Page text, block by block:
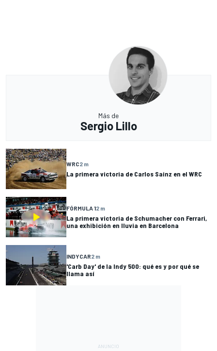
Más de
Sergio Lillo
WRC2 m
La primera victoria de Carlos Sainz en el WRC
FÓRMULA 12 m
La primera victoria de Schumacher con Ferrari,
una exhibición en lluvia en Barcelona
INDYCAR2 m
'Carb Day' de la Indy 500: qué es y por qué se
llama así